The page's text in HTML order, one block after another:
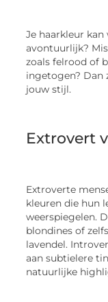
Je haarkleur kan
avontuurlijk?
zoals felrood of
ingetogen?
jouw stijl.
Extrovert
Extroverte
kleuren die hun
weerspiegelen.
blondines of
lavendel.
aan subtielere
natuurlijke